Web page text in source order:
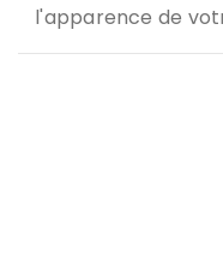
l'apparence de